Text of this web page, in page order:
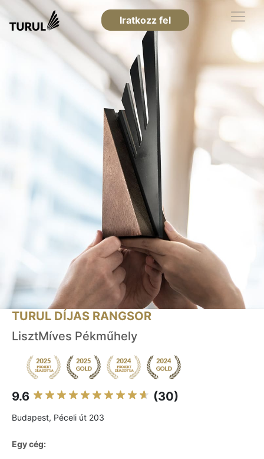
Iratkozz fel
TURUL DÍJAS RANGSOR
LisztMíves Pékműhely
9.6 (30)
Budapest, Péceli út 203
Egy cég: